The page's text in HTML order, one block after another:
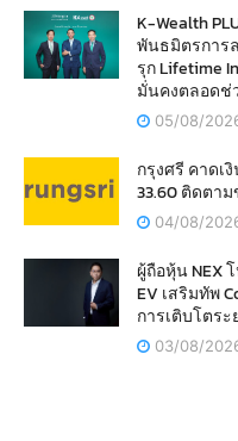
K-Wealth
พันธมิตรการล
รุก Lifetime
มั่นคงตลอดช่
05/08/
กรุงศรี คาด
33.60 ติดตา
04/08/
ผู้ถือหุ้น NEX
EV เสริมทัพ
การเติบโตระ
03/08/